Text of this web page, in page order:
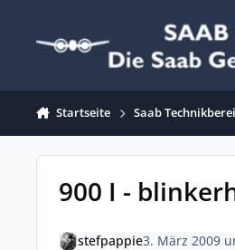
Startseite Saab
900 I -
stefpappie3. März 2009